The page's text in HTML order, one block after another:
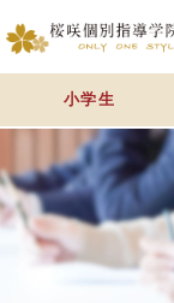
小学生